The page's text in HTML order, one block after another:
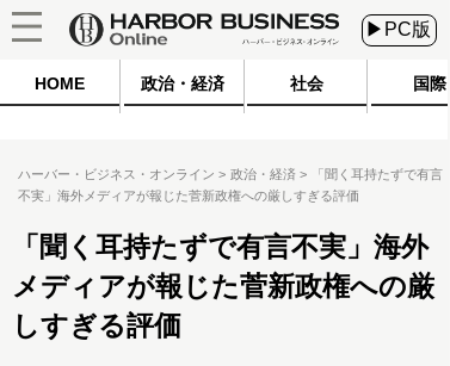
▶PC版
HOME 政治・経済 社会 国際
ハーバー・ビジネス・オンライン 政治・経済
「聞く耳持たずで有言
不実」海外メディアが報じた菅新政権への厳しすぎる評価
「聞く耳持たずで有言不実」海外
メディアが報じた菅新政権への厳
しすぎる評価